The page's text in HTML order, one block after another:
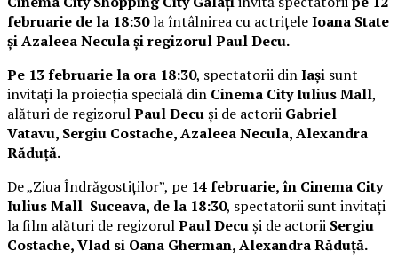
februarie de la 18:30la întâlnirea cu actrițeleIoana State
și Azaleea Necula și regizorul Paul Decu.
Pe 13 februarie la ora 18:30, spectatorii dinIași sunt
invitați la proiecția specială din Cinema City Iulius Mall,
alături de regizorulPaul Decuși de actorii Gabriel
Vatavu, Sergiu Costache, Azaleea Necula, Alexandra
Răduță.
De „Ziua Îndrăgostiților”, pe 14 februarie, în Cinema City
Iulius Mall Suceava, de la 18:30, spectatorii sunt invitați
la film alături de regizorulPaul Decuși de actorii Sergiu
Costache, Vlad si Oana Gherman, Alexandra Răduță.